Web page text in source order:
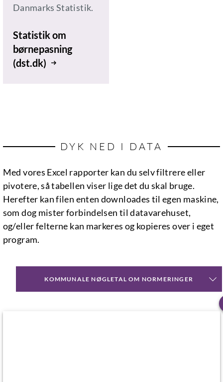
Danmarks Statistik.
Statistik om
børnepasning
(dst.dk)
DYK NED I DATA
Med vores Excel rapporter kan du selv filtrere eller
pivotere, så tabellen viser lige det du skal bruge.
Herefter kan filen enten downloades til egen maskine,
som dog mister forbindelsen til datavarehuset,
og/eller felterne kan markeres og kopieres over i eget
program.
KOMMUNALE NØGLETAL OM NORMERINGER